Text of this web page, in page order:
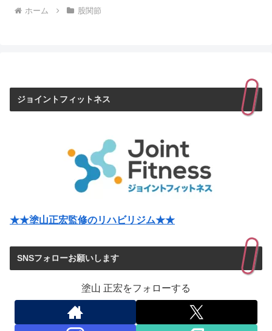
ホーム 股関節
ジョイントフィットネス
★★塗山正宏監修のリハビリジム★★
SNSフォローお願いします
塗山 正宏をフォローする